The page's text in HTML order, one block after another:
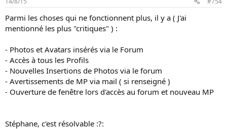
Parmi les choses qui ne fonctionnent plus, il y a ( J'ai
mentionné les plus "critiques" ) :
- Photos et Avatars insérés via le Forum
- Accès à tous les Profils
- Nouvelles Insertions de Photos via le forum
- Avertissements de MP via mail ( si renseigné )
- Ouverture de fenêtre lors d'accès au forum et nouveau MP
Stéphane, c'est résolvable :?: